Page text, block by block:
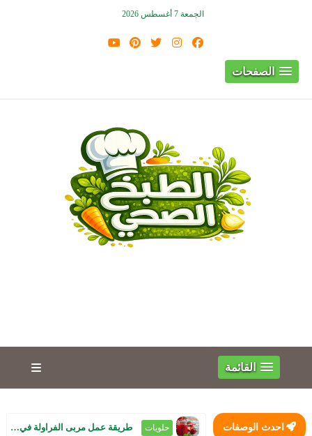
الجمعة 7 أغسطس 2026
الصفحات
القائمة
احدث الوصفات حلويات طريقة عمل مربى الفراولة في البيت زي الجاهزة بالظبط.. لون أحمر وقوام تقيل ...